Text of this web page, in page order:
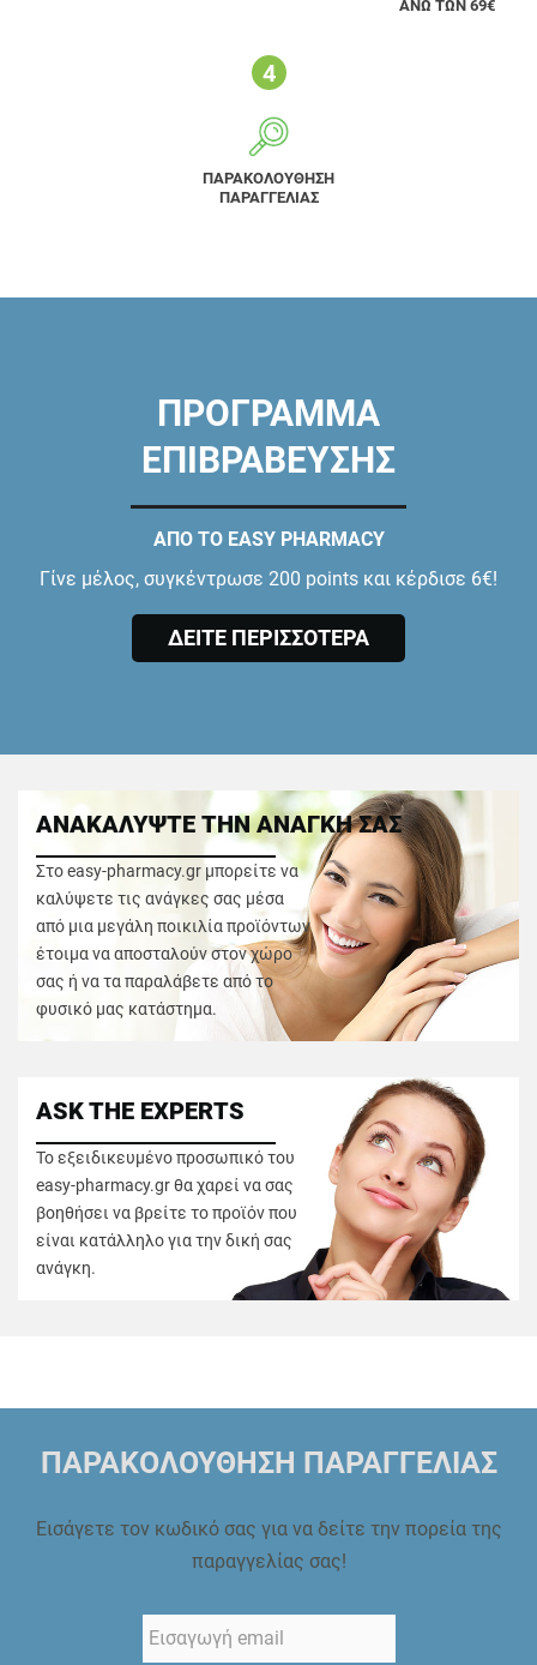
ΑΝΩ ΤΩΝ 69€
ΠΑΡΑΚΟΛΟΥΘΗΣΗ
ΠΑΡΑΓΓΕΛΙΑΣ
ΠΡΟΓΡΑΜΜΑ
ΕΠΙΒΡΑΒΕΥΣΗΣ
ΑΠΟ ΤΟ EASY PHARMACY
Γίνε μέλος, συγκέντρωσε 200 points και κέρδισε 6€!
ΔΕΙΤΕ ΠΕΡΙΣΣΟΤΕΡΑ
ΑΝΑΚΑΛΥΨΤΕ ΤΗΝ ΑΝΑΓΚΗ ΣΑΣ
Στο easy-pharmacy.gr μπορείτε να
καλύψετε τις ανάγκες σας μέσα
από μια μεγάλη ποικιλία προϊόντων
έτοιμα να αποσταλούν στον χώρο
σας ή να τα παραλάβετε από το
φυσικό μας κατάστημα.
ASK THE EXPERTS
Το εξειδικευμένο προσωπικό του
easy-pharmacy.gr θα χαρεί να σας
βοηθήσει να βρείτε το προϊόν που
είναι κατάλληλο για την δική σας
ανάγκη.
ΠΑΡΑΚΟΛΟΥΘΗΣΗ ΠΑΡΑΓΓΕΛΙΑΣ
Εισάγετε τον κωδικό σας για να δείτε την πορεία της
παραγγελίας σας!